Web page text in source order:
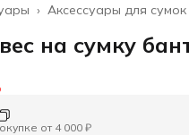
Аксессуары для сумок
›
на сумку
от 4 000 ₽